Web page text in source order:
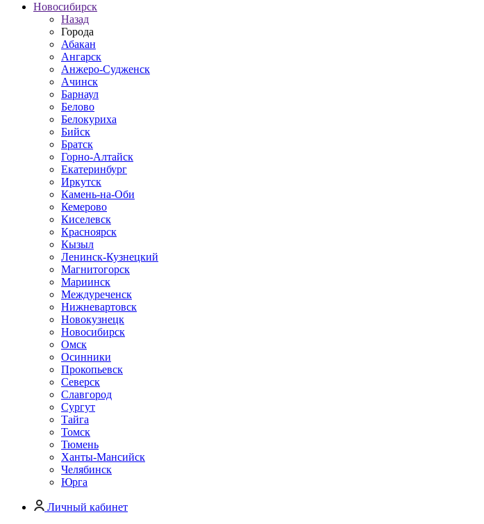
Новосибирск
Назад
Города
Абакан
Ангарск
Анжеро-Судженск
Ачинск
Барнаул
Белово
Белокуриха
Бийск
Братск
Горно-Алтайск
Екатеринбург
Иркутск
Камень-на-Оби
Кемерово
Киселевск
Красноярск
Кызыл
Ленинск-Кузнецкий
Магнитогорск
Мариинск
Междуреченск
Нижневартовск
Новокузнецк
Новосибирск
Омск
Осинники
Прокопьевск
Северск
Славгород
Сургут
Тайга
Томск
Тюмень
Ханты-Мансийск
Челябинск
Юрга
Личный кабинет